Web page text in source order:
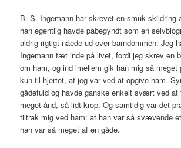
B. S. Ingemann har skrevet en smuk skildring
han egentlig havde påbegyndt som en
aldrig rigtigt nåede ud over barndommen. Jeg
Ingemann tæt inde på livet, fordi jeg skrev en
om ham, og ind imellem gik han mig så meget
kun til hjertet, at jeg var ved at opgive ham.
gådefuld og havde ganske enkelt svært ved at
meget ånd, så lidt krop. Og samtidig var det
tiltrak mig ved ham: at han var så svævende
han var så meget af en gåde.